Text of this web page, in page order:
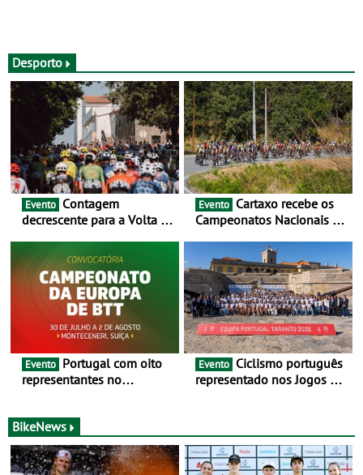
Desporto
Evento
decrescente para a Volta a
as 17 equipas de 2026
Evento
Campeonatos Nacionais da
julho e 2 de agosto
Evento
representantes no
de agosto, em
Monteceneri, na Suíça
Evento
representado nos Jogos do
BikeNews